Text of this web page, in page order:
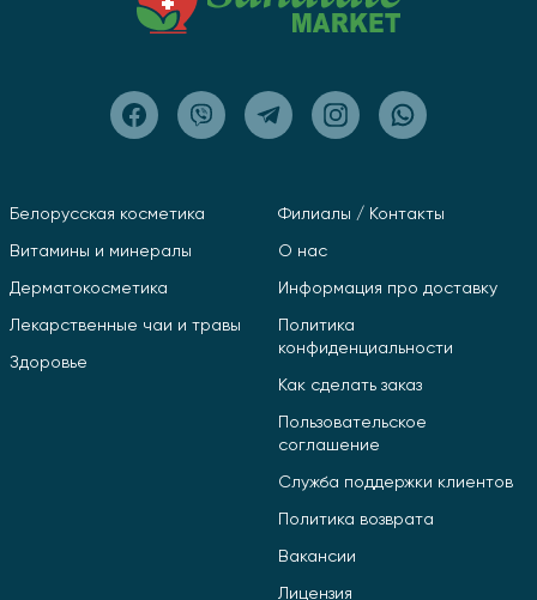
Белорусская косметика
Витамины и минералы
Дерматокосметика
Лекарственные чаи и травы
Здоровье
Филиалы / Контакты
О нас
Информация про доставку
Политика
конфиденциальности
Как сделать заказ
Пользовательское
соглашение
Служба поддержки клиентов
Политика возврата
Вакансии
Лицензия